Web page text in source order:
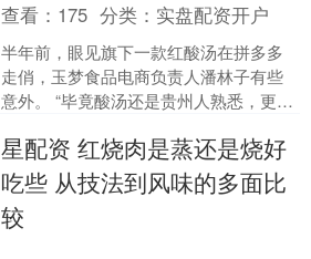
查看： 175 分类： 实盘配资开户
半年前，眼见旗下一款红酸汤在拼多多
走俏，玉梦食品电商负责人潘林子有些
意外。 “毕竟酸汤还是贵州人熟悉，更重
场验证过，说实话心里....
星配资 红烧肉是蒸还是烧好
吃些 从技法到风味的多面比
较